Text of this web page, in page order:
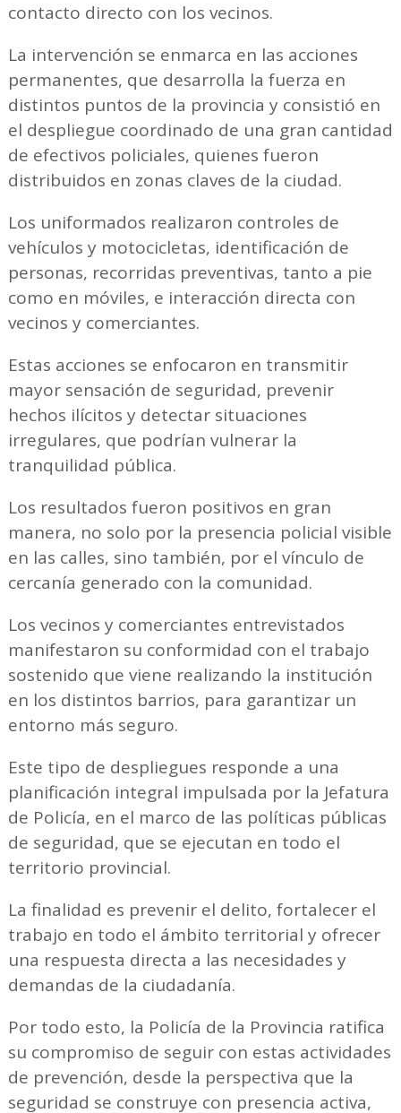
contacto directo con los vecinos.
La intervención se enmarca en las acciones
permanentes, que desarrolla la fuerza en
distintos puntos de la provincia y consistió en
el despliegue coordinado de una gran cantidad
de efectivos policiales, quienes fueron
distribuidos en zonas claves de la ciudad.
Los uniformados realizaron controles de
vehículos y motocicletas, identificación de
personas, recorridas preventivas, tanto a pie
como en móviles, e interacción directa con
vecinos y comerciantes.
Estas acciones se enfocaron en transmitir
mayor sensación de seguridad, prevenir
hechos ilícitos y detectar situaciones
irregulares, que podrían vulnerar la
tranquilidad pública.
Los resultados fueron positivos en gran
manera, no solo por la presencia policial visible
en las calles, sino también, por el vínculo de
cercanía generado con la comunidad.
Los vecinos y comerciantes entrevistados
manifestaron su conformidad con el trabajo
sostenido que viene realizando la institución
en los distintos barrios, para garantizar un
entorno más seguro.
Este tipo de despliegues responde a una
planificación integral impulsada por la Jefatura
de Policía, en el marco de las políticas públicas
de seguridad, que se ejecutan en todo el
territorio provincial.
La finalidad es prevenir el delito, fortalecer el
trabajo en todo el ámbito territorial y ofrecer
una respuesta directa a las necesidades y
demandas de la ciudadanía.
Por todo esto, la Policía de la Provincia ratifica
su compromiso de seguir con estas actividades
de prevención, desde la perspectiva que la
seguridad se construye con presencia activa,